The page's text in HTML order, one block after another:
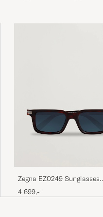
Zegna EZ0249 Sunglasses
Havana
4 699,-